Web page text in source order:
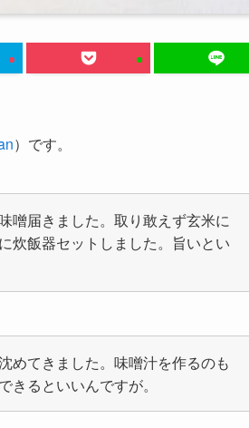
）です。
噌届きました。取り敢えず玄米に
炊飯器セットしました。旨いとい
めてきました。味噌汁を作るのも
るといいんですが。